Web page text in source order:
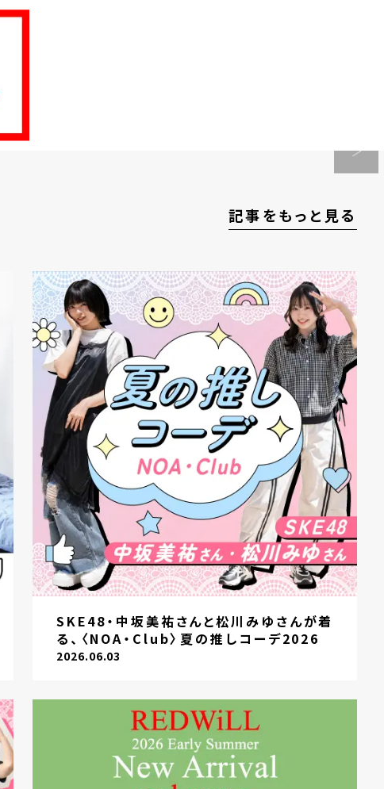
SKE48・中坂美祐さんと松川みゆさんが着
る、〈NOA・Club〉夏の推しコーデ2026
2026.06.03
記事をもっと見る